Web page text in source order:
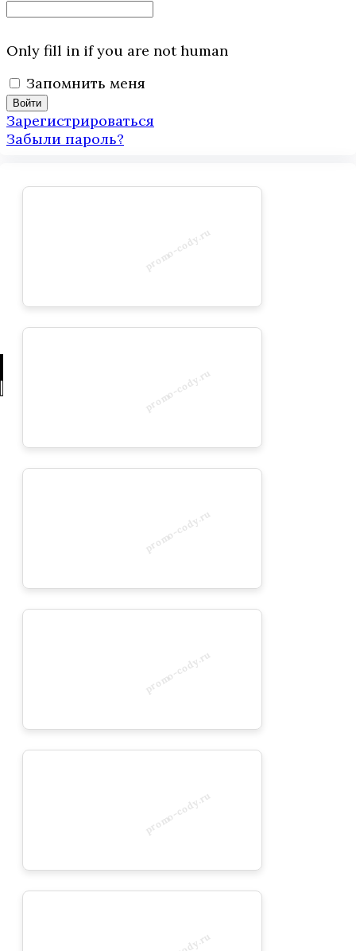
Only fill in if you are not human
Запомнить меня
Зарегистрироваться
Забыли пароль?